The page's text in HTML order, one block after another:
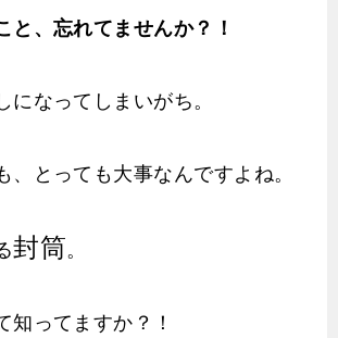
と、忘れてませんか？！
になってしまいがち。
、とっても大事なんですよね。
封筒。
知ってますか？！